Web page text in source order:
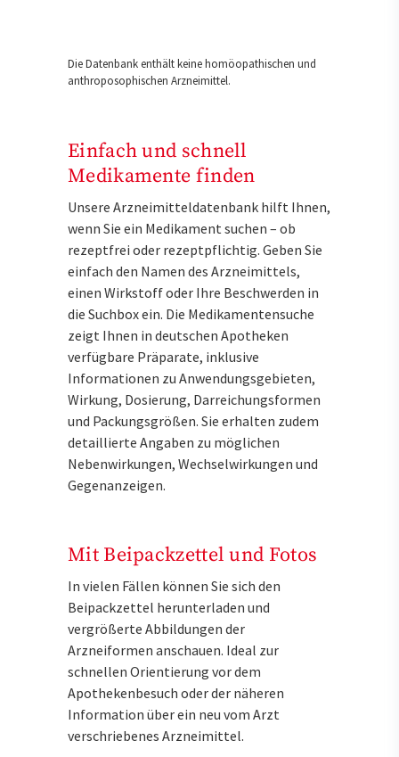
Die Datenbank enthält keine homöopathischen und
anthroposophischen Arzneimittel.
Einfach und schnell
Medikamente finden
Unsere Arzneimitteldatenbank hilft Ihnen,
wenn Sie ein Medikament suchen – ob
rezeptfrei oder rezeptpflichtig. Geben Sie
einfach den Namen des Arzneimittels,
einen Wirkstoff oder Ihre Beschwerden in
die Suchbox ein. Die Medikamentensuche
zeigt Ihnen in deutschen Apotheken
verfügbare Präparate, inklusive
Informationen zu Anwendungsgebieten,
Wirkung, Dosierung, Darreichungsformen
und Packungsgrößen. Sie erhalten zudem
detaillierte Angaben zu möglichen
Nebenwirkungen, Wechselwirkungen und
Gegenanzeigen.
Mit Beipackzettel und Fotos
In vielen Fällen können Sie sich den
Beipackzettel herunterladen und
vergrößerte Abbildungen der
Arzneiformen anschauen. Ideal zur
schnellen Orientierung vor dem
Apothekenbesuch oder der näheren
Information über ein neu vom Arzt
verschriebenes Arzneimittel.